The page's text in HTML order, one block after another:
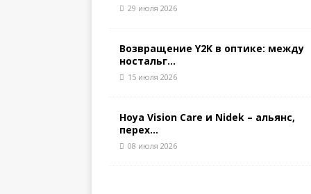
29 июля 2026
Возвращение Y2K в оптике: между
ностальг...
15 июля 2026
Hoya Vision Care и Nidek – альянс,
перех...
08 июля 2026